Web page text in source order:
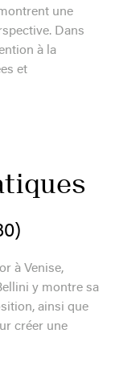
une
Dans
à la
et
à Venise,
y montre sa
ainsi que
créer une